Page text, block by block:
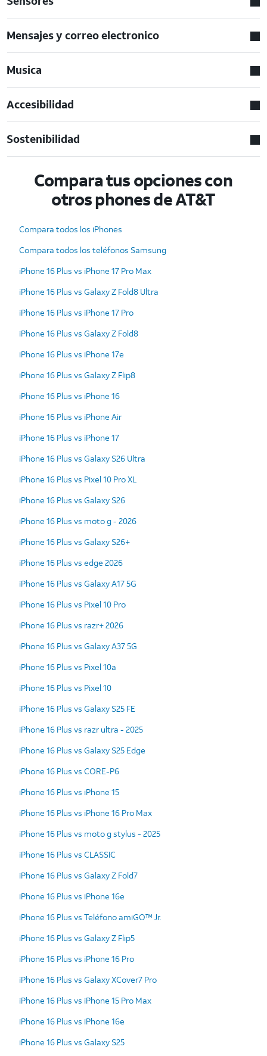
Mensajes y correo electronico
Musica
Accesibilidad
Sostenibilidad
Compara tus opciones con
otros phones de AT&T
Compara todos los iPhones
Compara todos los teléfonos Samsung
iPhone 16 Plus vs iPhone 17 Pro Max
iPhone 16 Plus vs Galaxy Z Fold8 Ultra
iPhone 16 Plus vs iPhone 17 Pro
iPhone 16 Plus vs Galaxy Z Fold8
iPhone 16 Plus vs iPhone 17e
iPhone 16 Plus vs Galaxy Z Flip8
iPhone 16 Plus vs iPhone 16
iPhone 16 Plus vs iPhone Air
iPhone 16 Plus vs iPhone 17
iPhone 16 Plus vs Galaxy S26 Ultra
iPhone 16 Plus vs Pixel 10 Pro XL
iPhone 16 Plus vs Galaxy S26
iPhone 16 Plus vs moto g - 2026
iPhone 16 Plus vs Galaxy S26+
iPhone 16 Plus vs edge 2026
iPhone 16 Plus vs Galaxy A17 5G
iPhone 16 Plus vs Pixel 10 Pro
iPhone 16 Plus vs razr+ 2026
iPhone 16 Plus vs Galaxy A37 5G
iPhone 16 Plus vs Pixel 10a
iPhone 16 Plus vs Pixel 10
iPhone 16 Plus vs Galaxy S25 FE
iPhone 16 Plus vs razr ultra - 2025
iPhone 16 Plus vs Galaxy S25 Edge
iPhone 16 Plus vs CORE-P6
iPhone 16 Plus vs iPhone 15
iPhone 16 Plus vs iPhone 16 Pro Max
iPhone 16 Plus vs moto g stylus - 2025
iPhone 16 Plus vs CLASSIC
iPhone 16 Plus vs Galaxy Z Fold7
iPhone 16 Plus vs iPhone 16e
iPhone 16 Plus vs Teléfono amiGO™ Jr.
iPhone 16 Plus vs Galaxy Z Flip5
iPhone 16 Plus vs iPhone 16 Pro
iPhone 16 Plus vs Galaxy XCover7 Pro
iPhone 16 Plus vs iPhone 15 Pro Max
iPhone 16 Plus vs iPhone 16e
iPhone 16 Plus vs Galaxy S25